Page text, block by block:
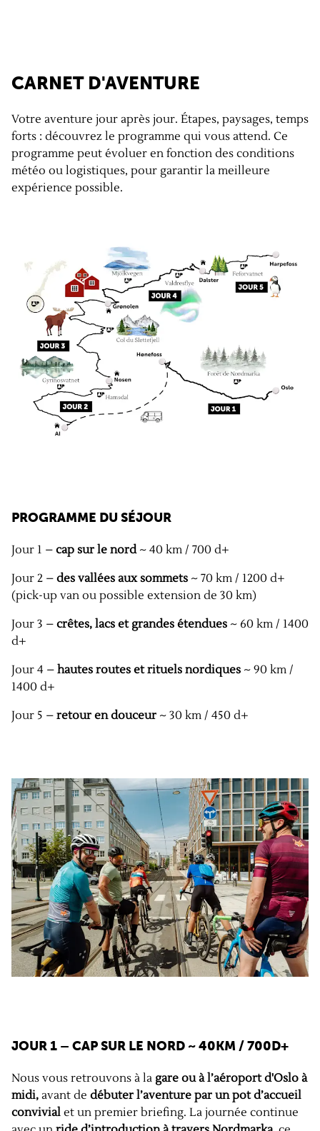
CARNET D'AVENTURE
Votre aventure jour après jour. Étapes, paysages, temps
forts : découvrez le programme qui vous attend. Ce
programme peut évoluer en fonction des conditions
météo ou logistiques, pour garantir la meilleure
expérience possible.
PROGRAMME DU SÉJOUR
Jour 1 – cap sur le nord ~ 40 km / 700 d+
Jour 2 – des vallées aux sommets ~ 70 km / 1200 d+
(pick-up van ou possible extension de 30 km)
Jour 3 – crêtes, lacs et grandes étendues ~ 60 km / 1400
d+
Jour 4 – hautes routes et rituels nordiques ~ 90 km /
1400 d+
Jour 5 – retour en douceur ~ 30 km / 450 d+
JOUR 1 – CAP SUR LE NORD ~ 40KM / 700D+
Nous vous retrouvons à la gare ou à l’aéroport d'Oslo à
midi, avant de débuter l’aventure par un pot d’accueil
convivial et un premier briefing. La journée continue